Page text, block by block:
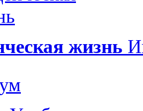
жизнь